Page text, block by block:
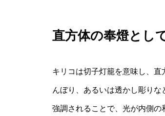
直方体の奉燈とし
キリコは切子灯籠を意味し、
んぼり、あるいは透かし彫り
強調されることで、光が内側